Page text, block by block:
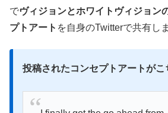
でヴィジョンとホワイトヴィジョン
プトアート を自身のTwitterで共有し
投稿されたコンセプトアートがこ